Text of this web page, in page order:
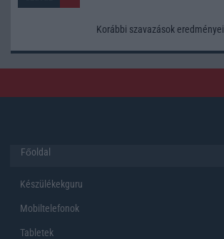
Korábbi szavazások eredményei
Főoldal
Készülékekguru
Mobiltelefonok
Tabletek